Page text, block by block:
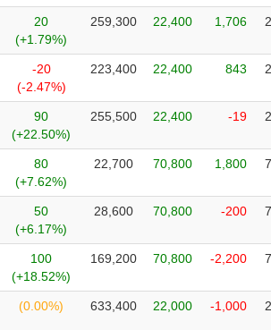
20
(+1.79%)
259,300 22,400 1,706
-20
(-2.47%)
223,400 22,400 843
90
(+22.50%)
255,500 22,400 -19
80
(+7.62%)
22,700 70,800 1,800
50
(+6.17%)
28,600 70,800 -200
100
(+18.52%)
169,200 70,800 -2,200
(0.00%) 633,400 22,000 -1,000